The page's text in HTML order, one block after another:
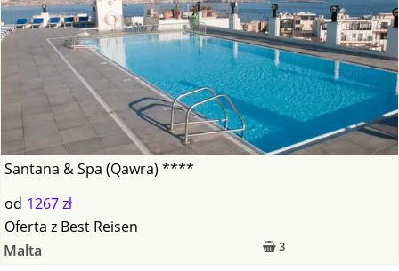
Santana & Spa (Qawra) ****
od 1267 zł
3
Oferta z Best Reisen
Malta